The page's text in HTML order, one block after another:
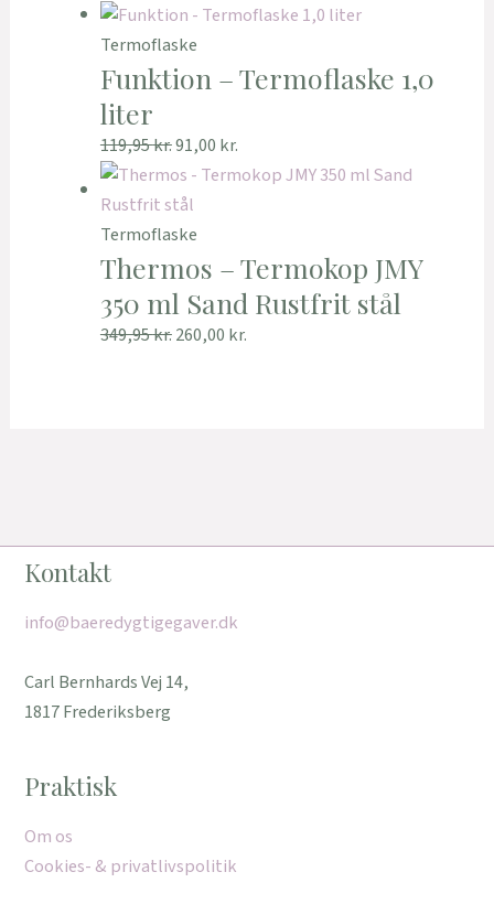
Termoflaske
Funktion – Termoflaske 1,0
liter
119,95kr.91,00 kr.
Termoflaske
Thermos – Termokop JMY
350 ml Sand Rustfrit stål
349,95kr.260,00 kr.
Kontakt
info@baeredygtigegaver.dk
Carl Bernhards Vej 14,
1817 Frederiksberg
Praktisk
Om os
Cookies- & privatlivspolitik